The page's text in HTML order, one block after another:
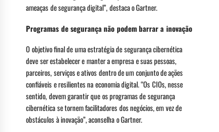
ameaças de segurança digital”, destaca o Gartner.
Programas de segurança não podem barrar a inovação
O objetivo final de uma estratégia de segurança cibernética
deve ser estabelecer e manter a empresa e suas pessoas,
parceiros, serviços e ativos dentro de um conjunto de ações
confiáveis e resilientes na economia digital. “Os CIOs, nesse
sentido, devem garantir que os programas de segurança
cibernética se tornem facilitadores dos negócios, em vez de
obstáculos à inovação”, aconselha o Gartner.